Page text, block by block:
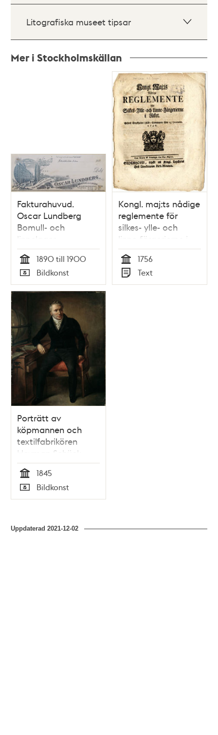
Litografiska museet tipsar
Mer i Stockholmskällan
Fakturahuvud.
Oscar Lundberg
Bomull- och
linnelager
Tid
1890 till 1900
Typ
Bildkonst
Kongl. maj:ts nådige
reglemente för
silkes- ylle- och
linne-färgerierne i
riket. Gifwen
Stockholm i Råd-
cammaren then 15
decembr. 1756
Tid
1756
Typ
Text
Porträtt av
köpmannen och
textilfabrikören
Heyman Schück
Tid
1845
Typ
Bildkonst
Uppdaterad2021-12-02